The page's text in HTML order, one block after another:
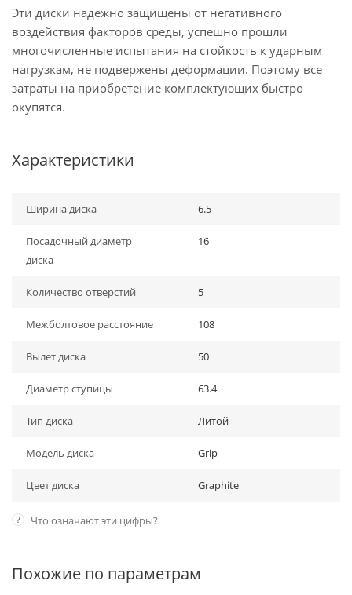
Эти диски надежно защищены от негативного
воздействия факторов среды, успешно прошли
многочисленные испытания на стойкость к ударным
нагрузкам, не подвержены деформации. Поэтому все
затраты на приобретение комплектующих быстро
окупятся.
Характеристики
Ширина диска 6.5
Посадочный диаметр
диска
16
Количество отверстий 5
Межболтовое расстояние 108
Вылет диска 50
Диаметр ступицы 63.4
Тип диска Литой
Модель диска Grip
Цвет диска Graphite
? Что означают эти цифры?
Похожие по параметрам